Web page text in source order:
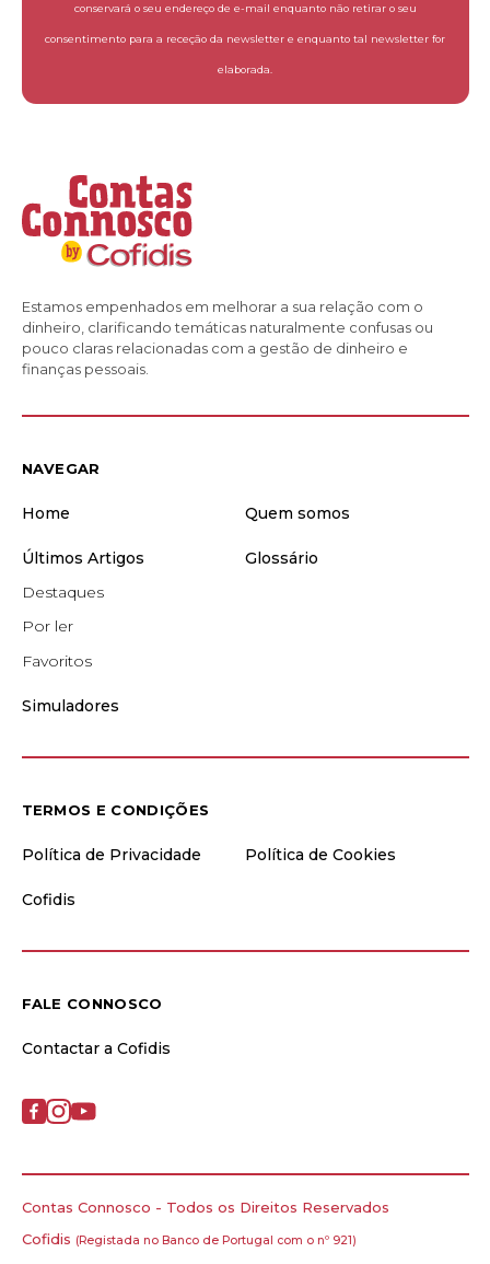
conservará o seu endereço de e-mail enquanto não retirar o seu
consentimento para a receção da newsletter e enquanto tal newsletter for
elaborada.
Estamos empenhados em melhorar a sua relação com o
dinheiro, clarificando temáticas naturalmente confusas ou
pouco claras relacionadas com a gestão de dinheiro e
finanças pessoais.
NAVEGAR
Home Quem somos
Últimos Artigos
Destaques
Por ler
Favoritos
Glossário
Simuladores
TERMOS E CONDIÇÕES
Política de Privacidade Política de Cookies
Cofidis
FALE CONNOSCO
Contactar a Cofidis
Contas Connosco - Todos os Direitos Reservados
Cofidis (Registada no Banco de Portugal com o nº 921)